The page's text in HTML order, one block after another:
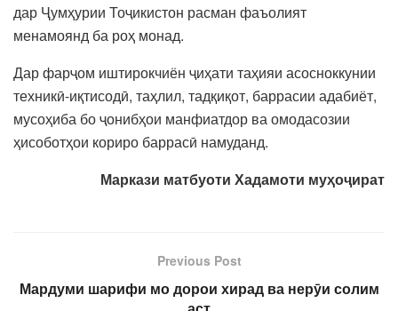
дар Ҷумҳурии Тоҷикистон расман фаъолият
менамоянд ба роҳ монад.
Дар фарҷом иштирокчиён ҷиҳати таҳияи асосноккунии
техникӣ-иқтисодӣ, таҳлил, тадқиқот, баррасии адабиёт,
мусоҳиба бо ҷонибҳои манфиатдор ва омодасозии
ҳисоботҳои кориро баррасӣ намуданд.
Маркази матбуоти Хадамоти муҳоҷират
Previous Post
Мардуми шарифи мо дорои хирад ва нерӯи солим